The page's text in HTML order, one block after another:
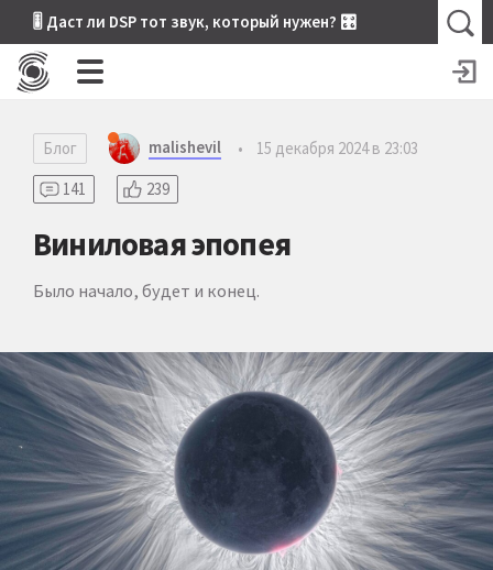
🎚 Даст ли DSP тот звук, который нужен? 🎛
Блог malishevil •
15 декабря 2024 в 23:03
141
239
Виниловая эпопея
Было начало, будет и конец.